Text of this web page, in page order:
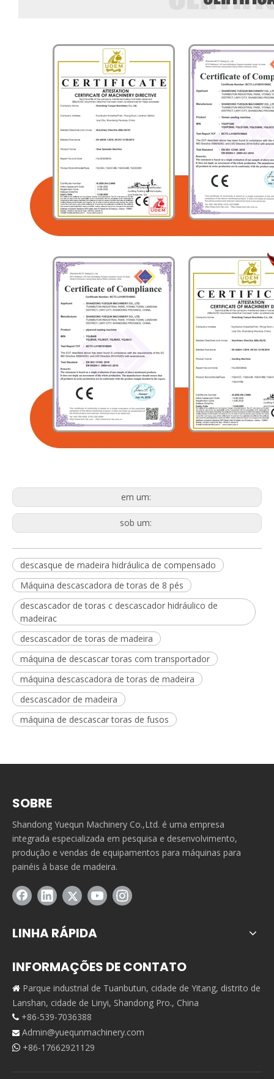
em um:
sob um:
descasque de madeira hidráulica de compensado
Máquina descascadora de toras de 8 pés
descascador de toras c descascador hidráulico de
madeirac
descascador de toras de madeira
máquina de descascar toras com transportador
máquina descascadora de toras de madeira
descascador de madeira
máquina de descascar toras de fusos
SOBRE
Shandong Yuequn Machinery Co.,Ltd. é uma empresa
integrada especializada em pesquisa e desenvolvimento,
produção e vendas de equipamentos para máquinas para
painéis à base de madeira.
LINHA RÁPIDA
INFORMAÇÕES DE CONTATO
 Parque industrial de Tuanbutun, cidade de Yitang, distrito de
Lanshan, cidade de Linyi, Shandong Pro., China
 +86-539-7036388
 Admin@yuequnmachinery.com
 +86-17662921129